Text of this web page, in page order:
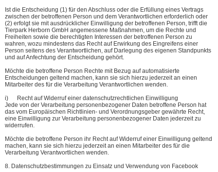
Ist die Entscheidung (1) für den Abschluss oder die Erfüllung eines Vertrags
zwischen der betroffenen Person und dem Verantwortlichen erforderlich oder
(2) erfolgt sie mit ausdrücklicher Einwilligung der betroffenen Person, trifft die
Tierpark Herborn GmbH angemessene Maßnahmen, um die Rechte und
Freiheiten sowie die berechtigten Interessen der betroffenen Person zu
wahren, wozu mindestens das Recht auf Erwirkung des Eingreifens einer
Person seitens des Verantwortlichen, auf Darlegung des eigenen Standpunkts
und auf Anfechtung der Entscheidung gehört.
Möchte die betroffene Person Rechte mit Bezug auf automatisierte
Entscheidungen geltend machen, kann sie sich hierzu jederzeit an einen
Mitarbeiter des für die Verarbeitung Verantwortlichen wenden.
i) Recht auf Widerruf einer datenschutzrechtlichen Einwilligung
Jede von der Verarbeitung personenbezogener Daten betroffene Person hat
das vom Europäischen Richtlinien- und Verordnungsgeber gewährte Recht,
eine Einwilligung zur Verarbeitung personenbezogener Daten jederzeit zu
widerrufen.
Möchte die betroffene Person ihr Recht auf Widerruf einer Einwilligung geltend
machen, kann sie sich hierzu jederzeit an einen Mitarbeiter des für die
Verarbeitung Verantwortlichen wenden.
8. Datenschutzbestimmungen zu Einsatz und Verwendung von Facebook